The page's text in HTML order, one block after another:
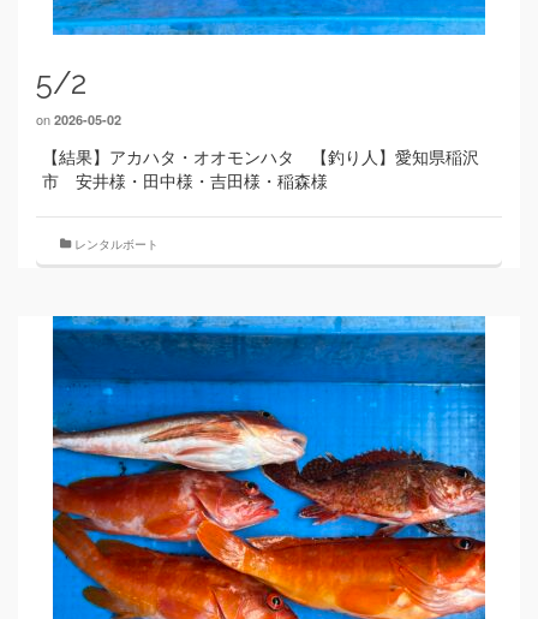
5/2
on 2026-05-02
【結果】アカハタ・オオモンハタ 【釣り人】愛知県稲沢
市 安井様・田中様・吉田様・稲森様
レンタルボート